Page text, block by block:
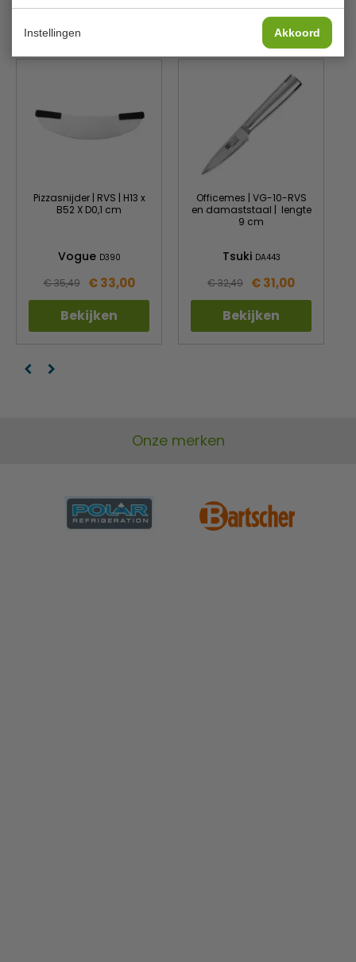
Instellingen Akkoord
Is dit iets voor jou?
Pizzasnijder | RVS | H13 x
B52 X D0,1 cm
Vogue D390
€ 35,49 € 33,00
Bekijken
Officemes | VG-10-RVS
en damaststaal | lengte
9 cm
Tsuki DA443
€ 32,49 € 31,00
Bekijken
Onze merken